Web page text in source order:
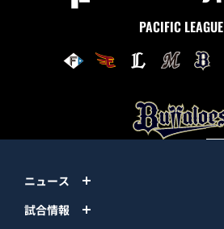
PACIFIC LEAGUE
ニュース
試合情報